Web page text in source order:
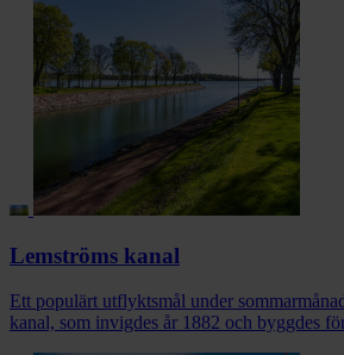
Lemströms kanal
Ett populärt utflyktsmål under
kanal, som invigdes år 1882 och byggdes